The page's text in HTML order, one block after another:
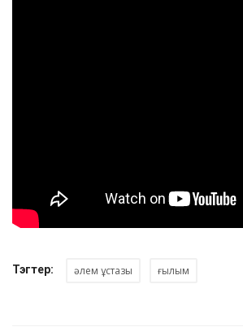
Тэгтер: әлем ұстазы ғылым